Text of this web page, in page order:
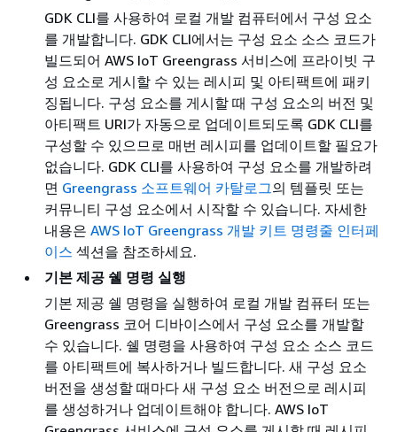
GDK CLI를 사용하여 로컬 개발 컴퓨터에서 구성 요소
를 개발합니다. GDK CLI에서는 구성 요소 소스 코드가
빌드되어 AWS IoT Greengrass 서비스에 프라이빗 구
성 요소로 게시할 수 있는 레시피 및 아티팩트에 패키
징됩니다. 구성 요소를 게시할 때 구성 요소의 버전 및
아티팩트 URI가 자동으로 업데이트되도록 GDK CLI를
구성할 수 있으므로 매번 레시피를 업데이트할 필요가
없습니다. GDK CLI를 사용하여 구성 요소를 개발하려
면 Greengrass 소프트웨어 카탈로그의 템플릿 또는
커뮤니티 구성 요소에서 시작할 수 있습니다. 자세한
내용은 AWS IoT Greengrass 개발 키트 명령줄 인터페
이스 섹션을 참조하세요.
기본 제공 쉘 명령 실행
기본 제공 쉘 명령을 실행하여 로컬 개발 컴퓨터 또는
Greengrass 코어 디바이스에서 구성 요소를 개발할
수 있습니다. 쉘 명령을 사용하여 구성 요소 소스 코드
를 아티팩트에 복사하거나 빌드합니다. 새 구성 요소
버전을 생성할 때마다 새 구성 요소 버전으로 레시피
를 생성하거나 업데이트해야 합니다. AWS IoT